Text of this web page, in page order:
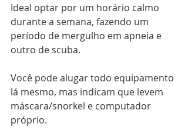
Ideal optar por um horário calmo
durante a semana, fazendo um
período de mergulho em apneia e
outro de scuba.
Você pode alugar todo equipamento
lá mesmo, mas indicam que levem
máscara/snorkel e computador
próprio.